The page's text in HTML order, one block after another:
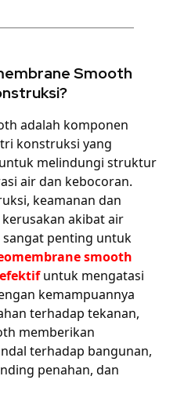
Smooth
adalah komponen
konstruksi yang
melindungi struktur
air dan kebocoran.
keamanan dan
akibat air
penting untuk
smooth
untuk mengatasi
kemampuannya
terhadap tekanan,
memberikan
terhadap bangunan,
penahan, dan